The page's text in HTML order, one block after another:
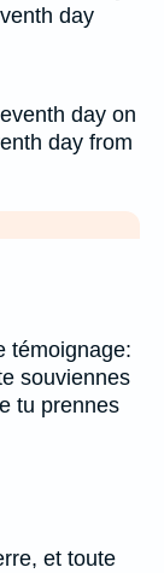
day
day on
day from
témoignage:
souviennes
tu prennes
et toute